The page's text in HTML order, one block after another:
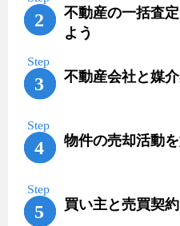
不動産の一括査
よう
不動産会社と媒
物件の売却活動
買い主と売買契